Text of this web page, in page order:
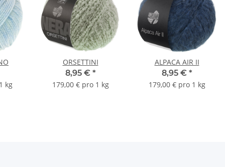
kg
ORSETTINI
8,95 € *
179,00 € pro 1 kg
ALPACA AIR II
8,95 € *
179,00 € pro 1 kg